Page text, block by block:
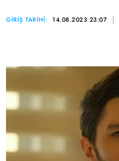
GİRİŞ TARİHİ: 14.08.2023 23:07